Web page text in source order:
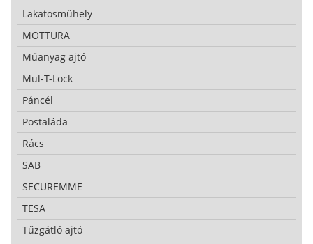
Lakatosműhely
MOTTURA
Műanyag ajtó
Mul-T-Lock
Páncél
Postaláda
Rács
SAB
SECUREMME
TESA
Tűzgátló ajtó